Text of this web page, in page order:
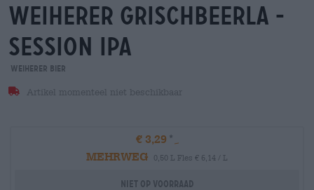
weiherer grischbeerla -
session ipa
Weiherer Bier
Artikel momenteel niet beschikbaar
€ 3,29
MEHRWEG
0,50 L Fles € 6,14 / L
Niet op voorraad